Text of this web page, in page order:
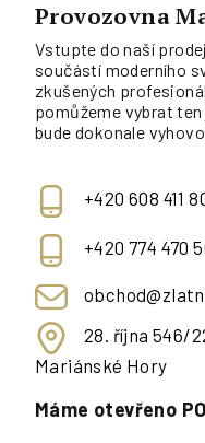
Provozovna
Vstupte do naší
součástí moderního
zkušených
pomůžeme vybrat
bude dokonale
+420 608 411
+420 774 470
28. října 546/
Mariánské Hory
Máme otevřeno